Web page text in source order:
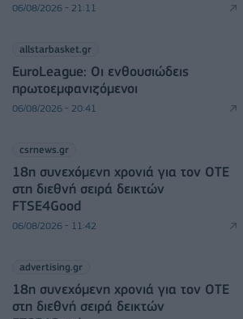
06/08/2026 - 21:11
allstarbasket.gr
EuroLeague: Οι ενθουσιώδεις
πρωτοεμφανιζόμενοι
06/08/2026 - 20:41
csrnews.gr
18η συνεχόμενη χρονιά για τον ΟΤΕ
στη διεθνή σειρά δεικτών
FTSE4Good
06/08/2026 - 11:42
advertising.gr
18η συνεχόμενη χρονιά για τον ΟΤΕ
στη διεθνή σειρά δεικτών